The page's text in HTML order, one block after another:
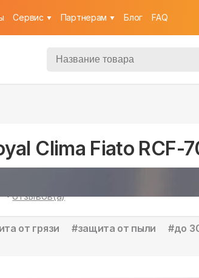
Cервис Партнерам Блог FAQ
Clima Fiato RCF-
отзывов(а)
от грязи #защита от пыли #до